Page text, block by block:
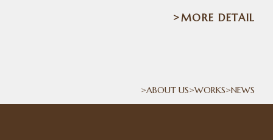
MORE DETAIL
ABOUT US WORKS NEWS